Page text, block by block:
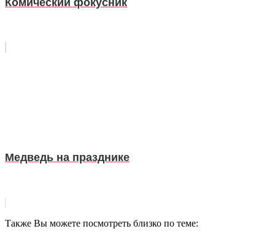
Комический фокусник
Медведь на празднике
Также Вы можете посмотреть близко по теме: